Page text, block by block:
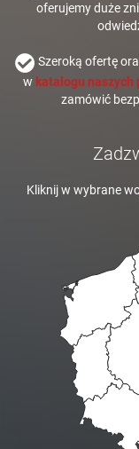
oferujemy duże
Szeroką ofertę
w katalogu naszych
zamówić
Kliknij w wybrane